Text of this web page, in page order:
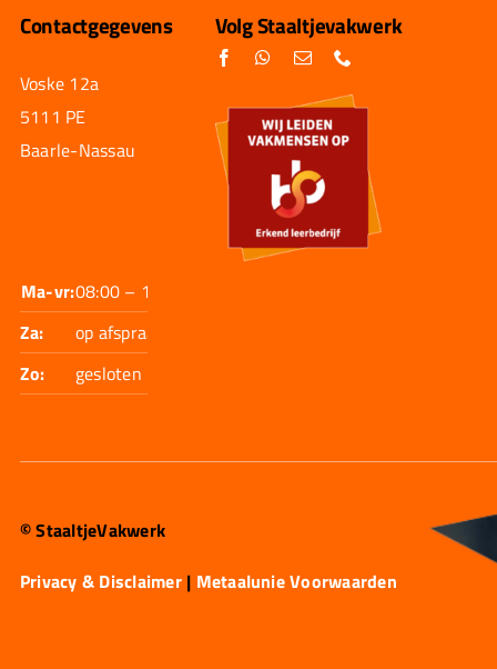
Contactgegevens
Voske 12a
5111 PE
Baarle-Nassau
Ma-vr:08:00 – 17:30
Za:
op afspraak
Zo:
gesloten
Volg Staaltjevakwerk
© StaaltjeVakwerk
Privacy & Disclaimer| Metaalunie Voorwaarden